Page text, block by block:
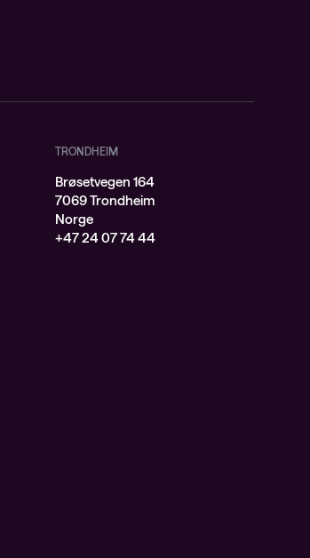
TRONDHEIM
Brøsetvegen 164
7069 Trondheim
Norge
+47 24 07 74 44